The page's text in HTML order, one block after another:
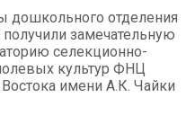
дошкольного отделения
замечательную
селекционно-
культур ФНЦ
имени А.К. Чайки